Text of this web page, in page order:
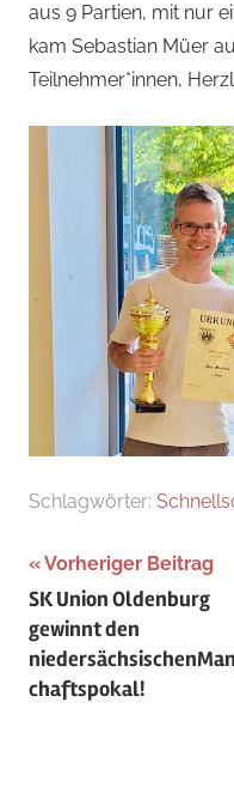
aus 9 Partien, mit nur
kam Sebastian Müer
Teilnehmer*innen,
Schlagwörter:
Vorheriger Beitrag
SK Union Oldenburg
gewinnt den
chaftspokal!